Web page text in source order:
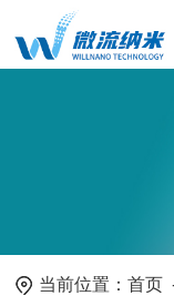
当前位置：首页